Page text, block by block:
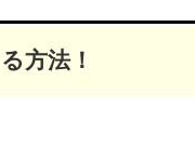
方法！